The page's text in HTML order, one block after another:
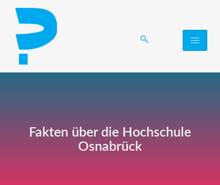
Fakten über die Hochschule
Osnabrück